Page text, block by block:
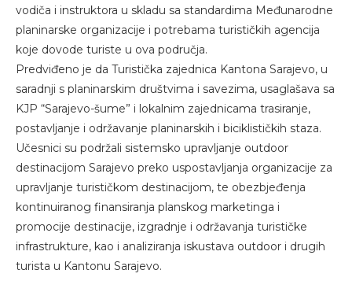
vodiča i instruktora u skladu sa standardima Međunarodne
planinarske organizacije i potrebama turističkih agencija
koje dovode turiste u ova područja.
Predviđeno je da Turistička zajednica Kantona Sarajevo, u
saradnji s planinarskim društvima i savezima, usaglašava sa
KJP “Sarajevo-šume” i lokalnim zajednicama trasiranje,
postavljanje i održavanje planinarskih i biciklističkih staza.
Učesnici su podržali sistemsko upravljanje outdoor
destinacijom Sarajevo preko uspostavljanja organizacije za
upravljanje turističkom destinacijom, te obezbjeđenja
kontinuiranog finansiranja planskog marketinga i
promocije destinacije, izgradnje i održavanja turističke
infrastrukture, kao i analiziranja iskustava outdoor i drugih
turista u Kantonu Sarajevo.